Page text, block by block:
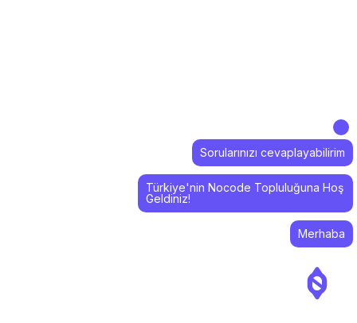
Merhaba
Türkiye'nin Nocode Topluluğuna Hoş
Geldiniz!
Sorularınızı cevaplayabilirim